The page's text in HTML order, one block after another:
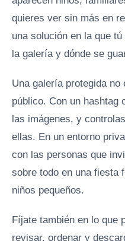
quieres ver sin más en
una solución en la que tú
la galería y dónde se
Una galería protegida
público. Con un hashtag
las imágenes, y
ellas. En un entorno
con las personas que
sobre todo en una fiesta
niños pequeños.
Fíjate también en lo que
revisar, ordenar y